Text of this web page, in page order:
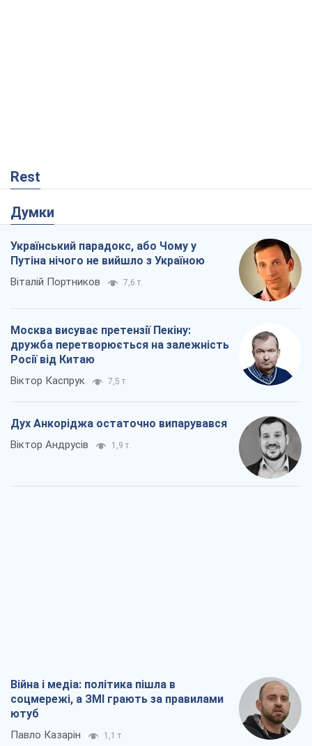
Rest
Думки
Український парадокс, або Чому у
Путіна нічого не вийшло з Україною
Віталій Портников 7,6 т.
Москва висуває претензії Пекіну:
дружба перетворюється на залежність
Росії від Китаю
Віктор Каспрук 7,5 т.
Дух Анкоріджа остаточно випарувався
Віктор Андрусів 1,9 т.
Війна і медіа: політика пішла в
соцмережі, а ЗМІ грають за правилами
ютуб
Павло Казарін 1,1 т.